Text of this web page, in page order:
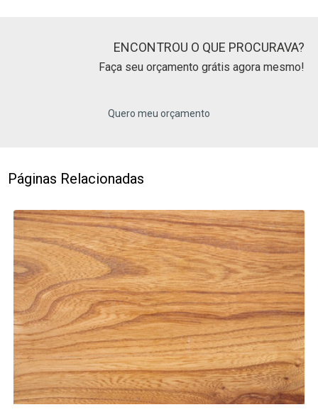
ENCONTROU O QUE PROCURAVA?
Faça seu orçamento grátis agora mesmo!
Quero meu orçamento
Páginas Relacionadas